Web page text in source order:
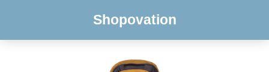
Shopovation